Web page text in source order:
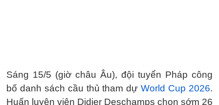
Sáng 15/5 (giờ châu Âu), đội tuyển Pháp công
bố danh sách cầu thủ tham dựWorld Cup 2026.
Huấn luyện viên Didier Deschamps chọn sớm 26